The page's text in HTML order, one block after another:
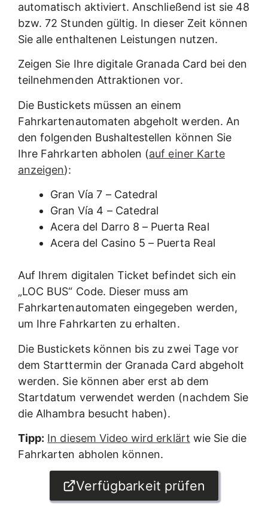
automatisch aktiviert. Anschließend ist sie 48
bzw. 72 Stunden gültig. In dieser Zeit können
Sie alle enthaltenen Leistungen nutzen.
Zeigen Sie Ihre digitale Granada Card bei den
teilnehmenden Attraktionen vor.
Die Bustickets müssen an einem
Fahrkartenautomaten abgeholt werden. An
den folgenden Bushaltestellen können Sie
Ihre Fahrkarten abholen (auf einer Karte
anzeigen):
Gran Vía 7 – Catedral
Gran Vía 4 – Catedral
Acera del Darro 8 – Puerta Real
Acera del Casino 5 – Puerta Real
Auf Ihrem digitalen Ticket befindet sich ein
„LOC BUS“ Code. Dieser muss am
Fahrkartenautomaten eingegeben werden,
um Ihre Fahrkarten zu erhalten.
Die Bustickets können bis zu zwei Tage vor
dem Starttermin der Granada Card abgeholt
werden. Sie können aber erst ab dem
Startdatum verwendet werden (nachdem Sie
die Alhambra besucht haben).
Tipp: In diesem Video wird erklärt wie Sie die
Fahrkarten abholen können.
Verfügbarkeit prüfen